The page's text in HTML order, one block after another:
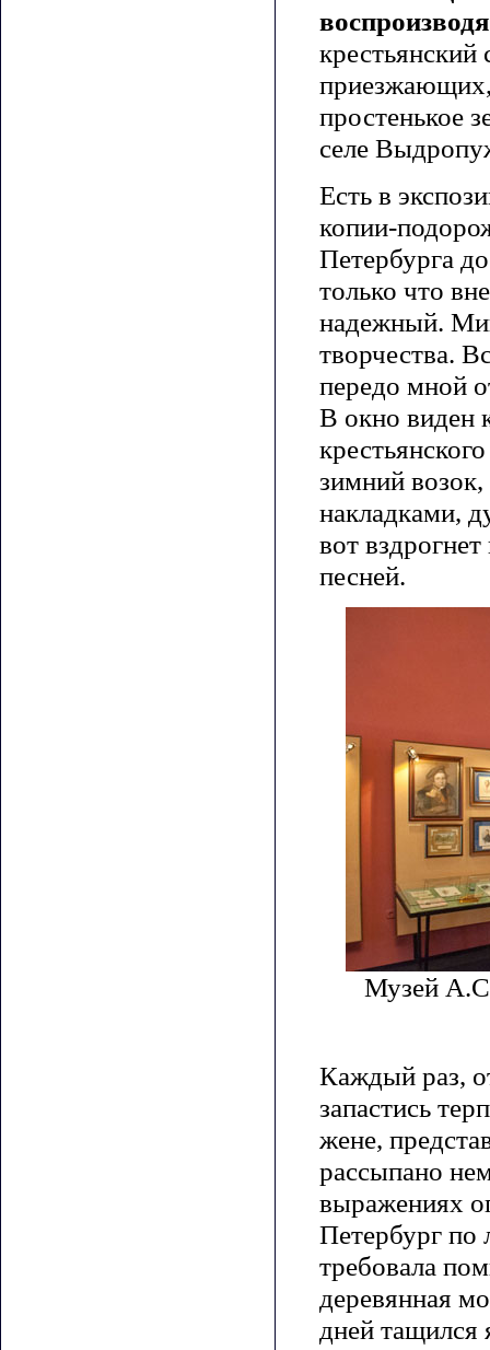
крестьянский
приезжающих,
простенькое
селе
Есть в
копии-
Петербурга
только что
надежный.
творчества.
передо мной
В окно виден
зимний
накладками,
вот
песней.
Музей
Каждый раз,
запастись
жене,
рассыпано
выражениях
Петербург по
требовала
деревянная
дней тащился